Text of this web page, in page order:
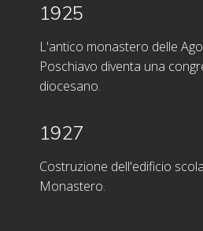
1925
L'antico monastero delle
Poschiavo diventa una
diocesano.
1927
Costruzione dell'edificio
Monastero.